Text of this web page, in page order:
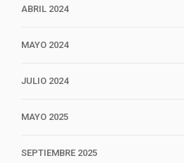
ABRIL 2024
MAYO 2024
JULIO 2024
MAYO 2025
SEPTIEMBRE 2025